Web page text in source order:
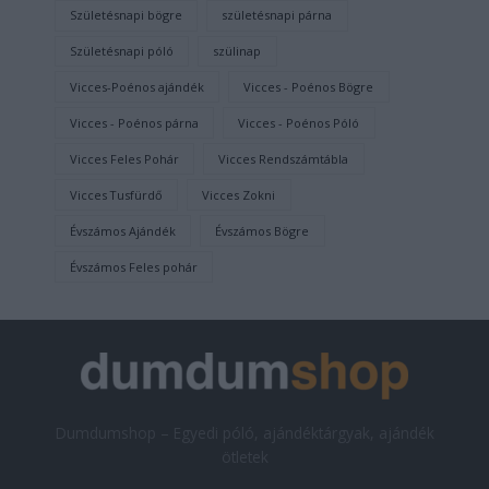
Születésnapi bögre születésnapi párna
Születésnapi póló szülinap
Vicces-Poénos ajándék Vicces - Poénos Bögre
Vicces - Poénos párna Vicces - Poénos Póló
Vicces Feles Pohár Vicces Rendszámtábla
Vicces Tusfürdő Vicces Zokni
Évszámos Ajándék Évszámos Bögre
Évszámos Feles pohár